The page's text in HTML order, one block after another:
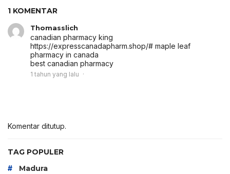
1 KOMENTAR
Thomasslich
canadian pharmacy king
https://expresscanadapharm.shop/# maple leaf
pharmacy in canada
best canadian pharmacy
1 tahun yang lalu
Komentar ditutup.
TAG POPULER
# Madura